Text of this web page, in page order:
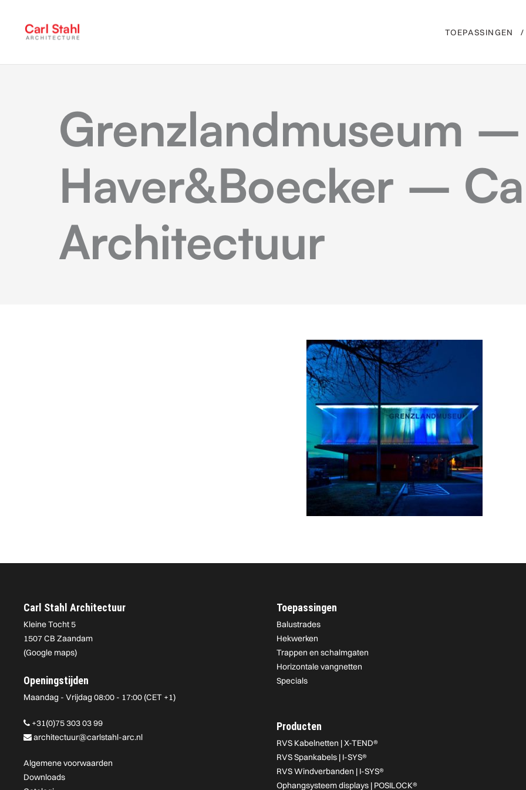
TOEPASSINGEN
Grenzlandmuseum –
Haver&Boecker –
Architectuur
Carl Stahl Architectuur
Kleine Tocht 5
1507 CB Zaandam
(Google maps)
Openingstijden
Maandag - Vrijdag 08:00 - 17:00 (CET +1)
+31(0)75 303 03 99
architectuur@carlstahl-arc.nl
Algemene voorwaarden
Downloads
Toepassingen
Balustrades
Hekwerken
Trappen en schalmgaten
Horizontale vangnetten
Specials
Producten
RVS Kabelnetten | X-TEND®
RVS Spankabels | I-SYS®
RVS Windverbanden | I-SYS®
Ophangsysteem displays | POSILOCK®